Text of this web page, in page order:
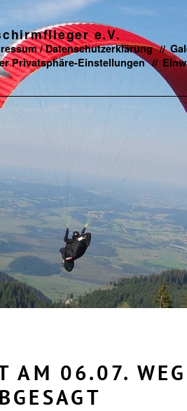
e.V.
/ Datenschutzerklärung
Privatsphäre-Einstellungen
AM 06.07.